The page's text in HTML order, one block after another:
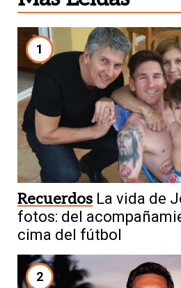
1
Recuerdos La vida de
fotos: del
cima del fútbol
2